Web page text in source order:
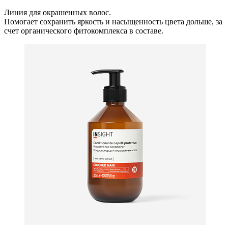
Линия для окрашенных волос.
Помогает сохранить яркость и насыщенность цвета дольше, за
счет органического фитокомплекса в составе.